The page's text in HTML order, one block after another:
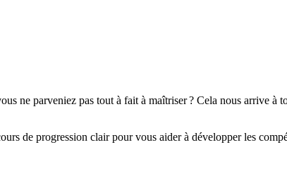
ne parveniez pas tout à fait à maîtriser ? Cela nous arrive à
de progression clair pour vous aider à développer les